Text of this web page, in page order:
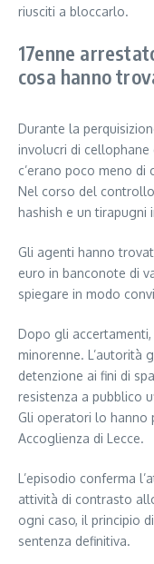
riusciti a bloccarlo.
17enne
cosa hanno
Durante la
involucri di
c’erano poco meno
Nel corso del
hashish e un tirapugni
Gli agenti hanno
euro in banconote di
spiegare in modo
Dopo gli
minorenne. L’autorità
detenzione ai fini di
resistenza a pubblico
Gli operatori lo hanno
Accoglienza di Lecce.
L’episodio conferma
attività di contrasto
ogni caso, il principio
sentenza definitiva.